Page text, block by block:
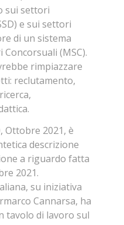
sui settori
e sui settori
di un sistema
(MSC).
rimpiazzare
reclutamento,
Ottobre 2021, è
descrizione
a riguardo fatta
2021.
su iniziativa
Cannarsa, ha
tavolo di lavoro sul